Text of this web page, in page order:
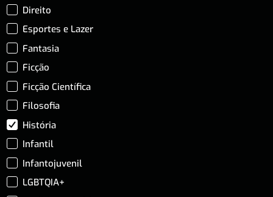
Direito
Esportes e Lazer
Fantasia
Ficção
Ficção Científica
Filosofia
História
Infantil
Infantojuvenil
LGBTQIA+